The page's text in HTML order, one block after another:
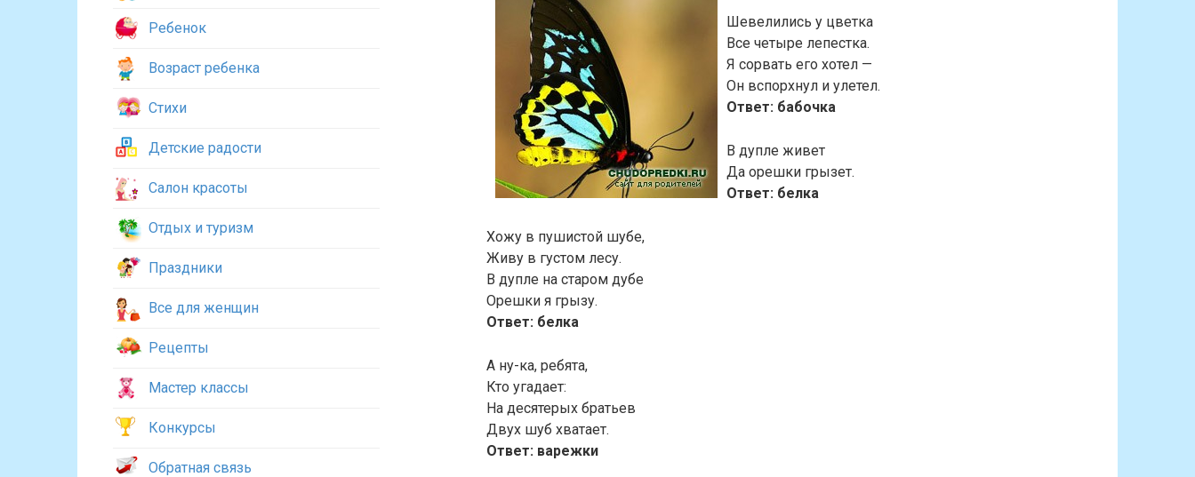
Шевелились у цветка
Все четыре лепестка.
Я сорвать его хотел —
Он вспорхнул и улетел.
Ответ: бабочка
В дупле живет
Да орешки грызет.
Ответ: белка
Хожу в пушистой шубе,
Живу в густом лесу.
В дупле на старом дубе
Орешки я грызу.
Ответ: белка
А ну-ка, ребята,
Кто угадает:
На десятерых братьев
Двух шуб хватает.
Ответ: варежки
Ребенок
Возраст ребенка
Стихи
Детские радости
Салон красоты
Отдых и туризм
Праздники
Все для женщин
Рецепты
Мастер классы
Конкурсы
Обратная связь